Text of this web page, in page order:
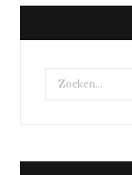
Search
for: